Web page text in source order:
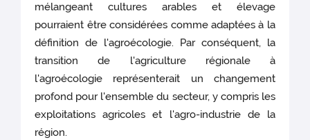
mélangeant cultures arables et élevage
pourraient être considérées comme adaptées à la
définition de l'agroécologie. Par conséquent, la
transition de l'agriculture régionale à
l'agroécologie représenterait un changement
profond pour l'ensemble du secteur, y compris les
exploitations agricoles et l'agro-industrie de la
région.